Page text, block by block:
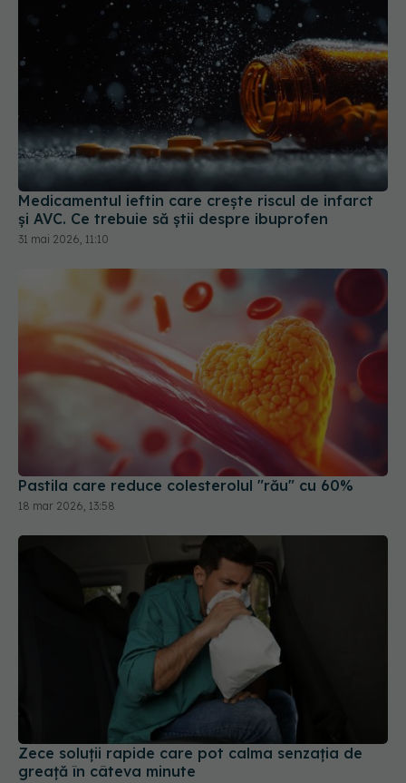
Medicamentul ieftin care crește riscul de infarct
și AVC. Ce trebuie să știi despre ibuprofen
31 mai 2026, 11:10
Pastila care reduce colesterolul "rău" cu 60%
18 mar 2026, 13:58
Zece soluții rapide care pot calma senzația de
greață în câteva minute